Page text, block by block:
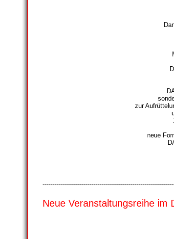
zur
neue
Neue Veranstaltungsreihe im